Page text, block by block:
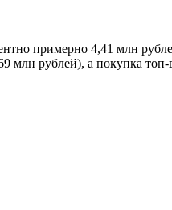
примерно 4,41 млн
млн рублей), а покупка